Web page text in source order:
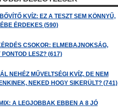
KVÍZ: EZ A TESZT SEM KÖNNYŰ,
ÉRDEKES (590)
CSOKOR: ELMEBAJNOKSÁG,
PONTOD LESZ? (617)
NEHÉZ MŰVELTSÉGI KVÍZ, DE NEM
NEKED HOGY SIKERÜLT? (741)
A LEGJOBBAK EBBEN A 8 JÓ